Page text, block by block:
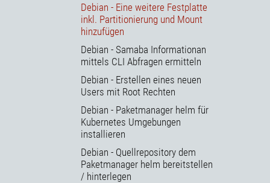
Debian - Eine weitere Festplatte
inkl. Partitionierung und Mount
hinzufügen
Debian - Samaba Informationan
mittels CLI Abfragen ermitteln
Debian - Erstellen eines neuen
Users mit Root Rechten
Debian - Paketmanager helm für
Kubernetes Umgebungen
installieren
Debian - Quellrepository dem
Paketmanager helm bereitstellen
/ hinterlegen